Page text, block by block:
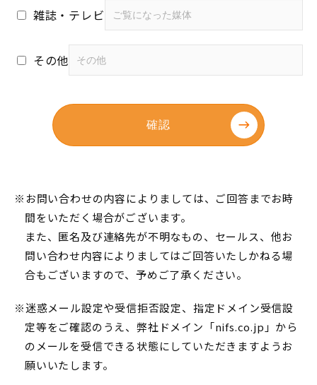
雑誌・テレビ
その他
※お問い合わせの内容によりましては、ご回答までお時
間をいただく場合がございます。
また、匿名及び連絡先が不明なもの、セールス、他お
問い合わせ内容によりましてはご回答いたしかねる場
合もございますので、予めご了承ください。
※迷惑メール設定や受信拒否設定、指定ドメイン受信設
定等をご確認のうえ、弊社ドメイン「nifs.co.jp」から
のメールを受信できる状態にしていただきますようお
願いいたします。